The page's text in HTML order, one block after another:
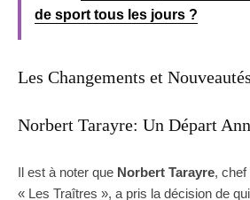
de sport tous les jours ?
Les Changements et Nouveautés
Norbert Tarayre: Un Départ
Il est à noter que Norbert Tarayre,
« Les Traîtres », a pris la décision de